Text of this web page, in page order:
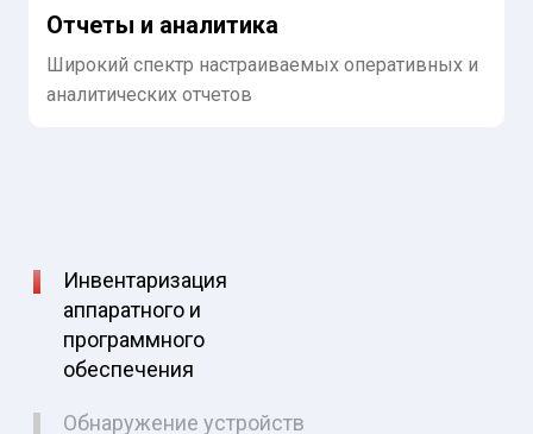
Отчеты и аналитика
Широкий спектр настраиваемых оперативных и
аналитических отчетов
Инвентаризация
аппаратного и
программного
обеспечения
Обнаружение устройств